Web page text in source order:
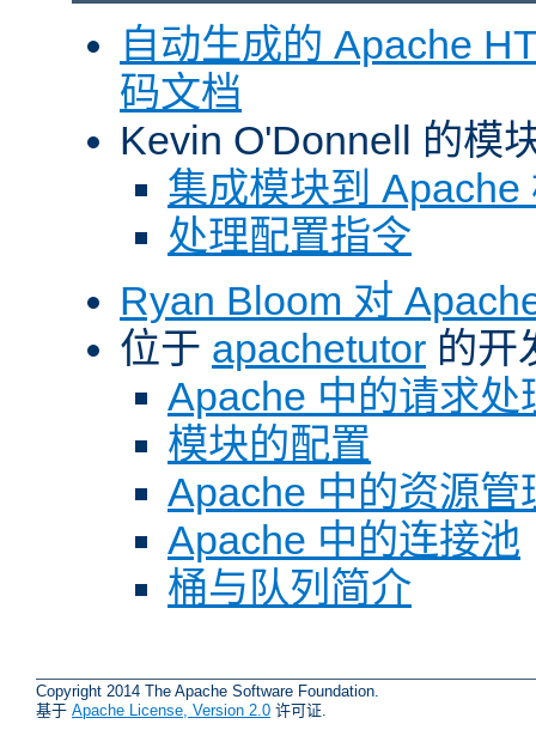
自动生成的 Apache
码文档
Kevin O'Donnell 的模
集成模块到 Apache
处理配置指令
Ryan Bloom 对
位于 apachetutor 的开
Apache 中的请求处
模块的配置
Apache 中的资源管
Apache 中的连接池
桶与队列简介
Copyright 2014 The Apache Software Foundation.
基于 Apache License, Version 2.0 许可证.